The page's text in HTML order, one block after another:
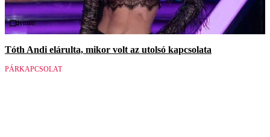
Videó
Tóth Andi elárulta, mikor volt az utolsó kapcsolata
PÁRKAPCSOLAT